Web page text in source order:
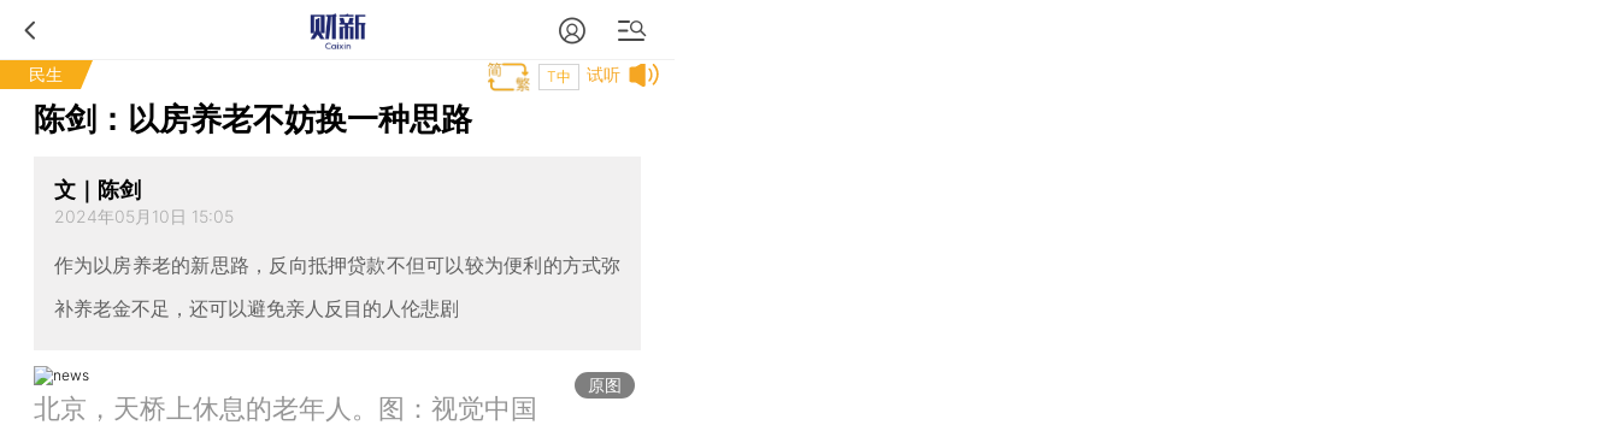
民生 试听
T中
陈剑：以房养老不妨换一种思路
文｜陈剑
2024年05月10日 15:05
作为以房养老的新思路，反向抵押贷款不但可以较为便利的方式弥
补养老金不足，还可以避免亲人反目的人伦悲剧
原图
北京，天桥上休息的老年人。图：视觉中国